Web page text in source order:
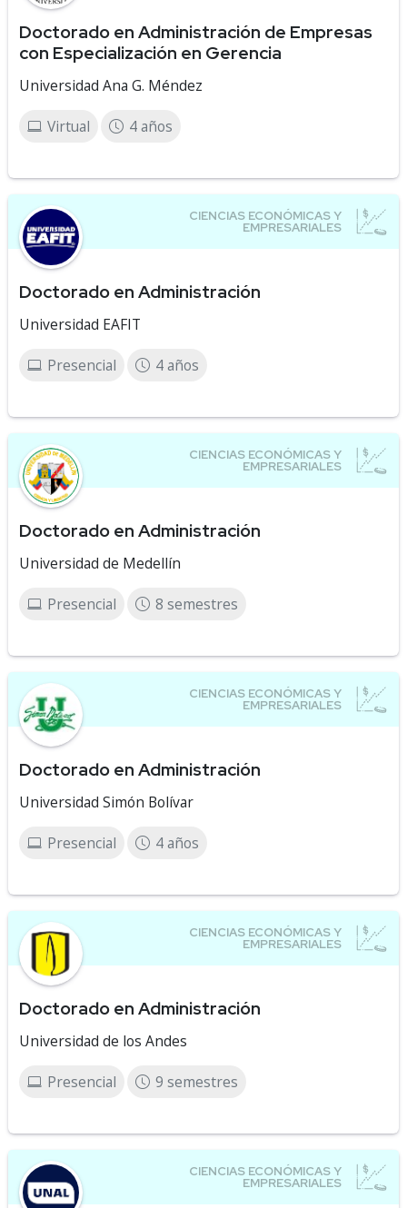
Doctorado en Administración de Empresas
con Especialización en Gerencia
Universidad Ana G. Méndez
Virtual 4 años
Doctorado en Administración
Universidad EAFIT
Presencial 4 años
Doctorado en Administración
Universidad de Medellín
Presencial 8 semestres
Doctorado en Administración
Universidad Simón Bolívar
Presencial 4 años
Doctorado en Administración
Universidad de los Andes
Presencial 9 semestres